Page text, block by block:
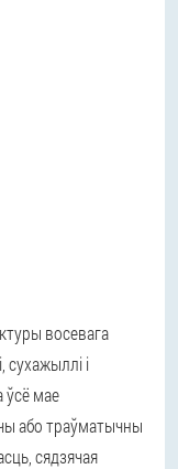
восевага
сухажыллі і
ўсё мае
або траўматычны
сядзячая